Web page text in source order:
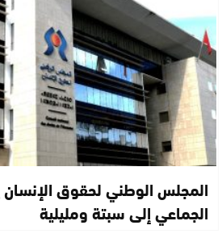
المجلس الوطني لحقوق الإنسان
الجماعي إلى سبتة ومليلية